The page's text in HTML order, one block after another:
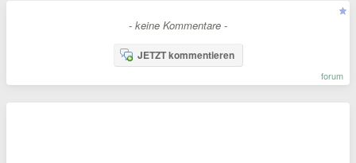
- keine Kommentare -
JETZT kommentieren
forum